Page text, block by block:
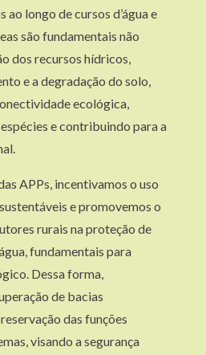
longo de cursos d’água e
são fundamentais não
dos recursos hídricos,
e a degradação do solo,
ecológica,
e contribuindo para a
APPs, incentivamos o uso
e promovemos o
rurais na proteção de
fundamentais para
Dessa forma,
de bacias
das funções
visando a segurança